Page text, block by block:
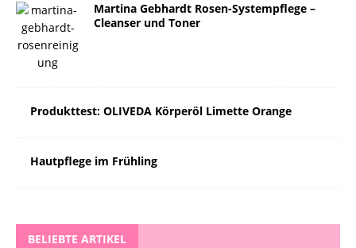
Martina Gebhardt Rosen-Systempflege –
Cleanser und Toner
Produkttest: OLIVEDA Körperöl Limette Orange
Hautpflege im Frühling
BELIEBTE ARTIKEL